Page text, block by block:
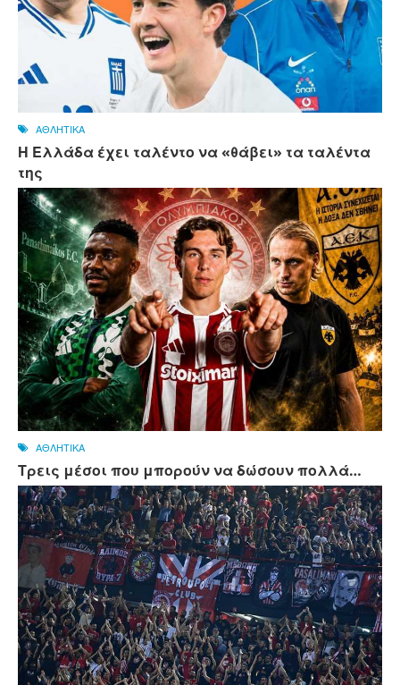
ΑΘΛΗΤΙΚΑ
Η Ελλάδα έχει ταλέντο να «θάβει» τα ταλέντα
της
ΑΘΛΗΤΙΚΑ
Τρεις μέσοι που μπορούν να δώσουν πολλά…